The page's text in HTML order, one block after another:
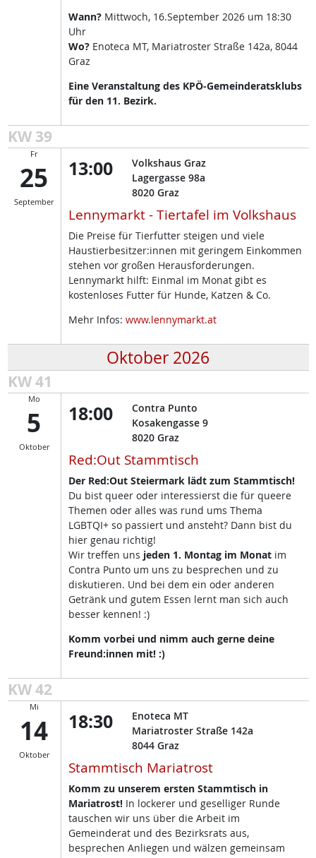
Wann?Mittwoch, 16.September 2026 um 18:30
Uhr
Wo?Enoteca MT, Mariatroster Straße 142a, 8044
Graz
Eine Veranstaltung des KPÖ-Gemeinderatsklubs
für den 11. Bezirk.
KW 39
Fr
25
September
13:00
Volkshaus Graz
Lagergasse 98a
8020 Graz
Lennymarkt - Tiertafel im Volkshaus
Die Preise für Tierfutter steigen und viele
Haustierbesitzer:innen mit geringem Einkommen
stehen vor großen Herausforderungen.
Lennymarkt hilft: Einmal im Monat gibt es
kostenloses Futter für Hunde, Katzen & Co.
Mehr Infos: www.lennymarkt.at
Oktober 2026
KW 41
Mo
5
Oktober
18:00
Contra Punto
Kosakengasse 9
8020 Graz
Red:Out Stammtisch
Der Red:Out Steiermark lädt zum Stammtisch!
Du bist queer oder interessierst die für queere
Themen oder alles was rund ums Thema
LGBTQI+ so passiert und ansteht? Dann bist du
hier genau richtig!
Wir treffen uns jeden 1. Montag im Monatim
Contra Punto um uns zu besprechen und zu
diskutieren. Und bei dem ein oder anderen
Getränk und gutem Essen lernt man sich auch
besser kennen! :)
Komm vorbei und nimm auch gerne deine
Freund:innen mit! :)
KW 42
Mi
14
Oktober
18:30
Enoteca MT
Mariatroster Straße 142a
8044 Graz
Stammtisch Mariatrost
Komm zu unserem ersten Stammtisch in
Mariatrost! In lockerer und geselliger Runde
tauschen wir uns über die Arbeit im
Gemeinderat und des Bezirksrats aus,
besprechen Anliegen und wälzen gemeinsam